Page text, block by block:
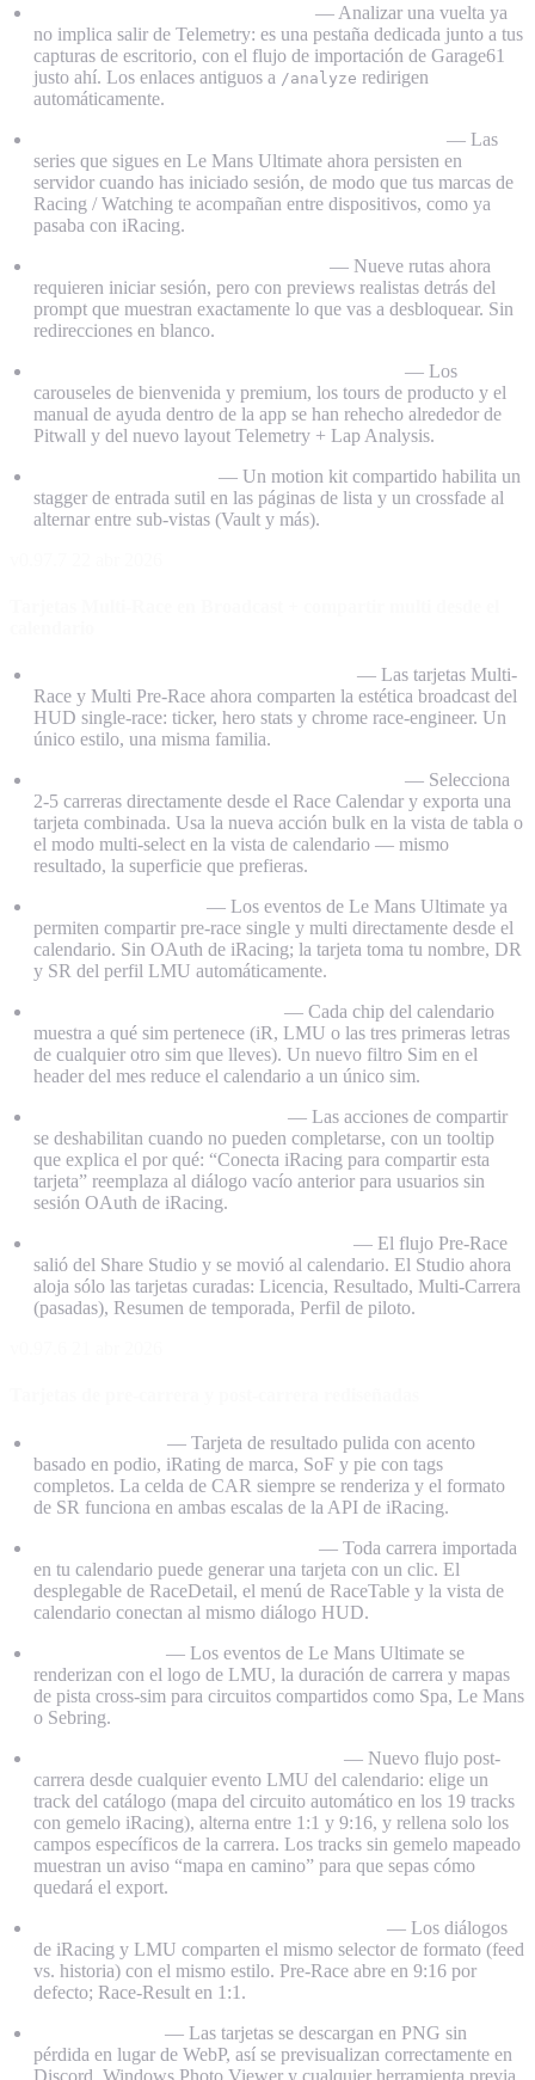
— Analizar una vuelta ya
no implica salir de Telemetry: es una pestaña dedicada junto a tus
capturas de escritorio, con el flujo de importación de Garage61
justo ahí. Los enlaces antiguos a /analyze redirigen
automáticamente.
— Las
series que sigues en Le Mans Ultimate ahora persisten en
servidor cuando has iniciado sesión, de modo que tus marcas de
Racing / Watching te acompañan entre dispositivos, como ya
pasaba con iRacing.
— Nueve rutas ahora
requieren iniciar sesión, pero con previews realistas detrás del
prompt que muestran exactamente lo que vas a desbloquear. Sin
redirecciones en blanco.
— Los
carouseles de bienvenida y premium, los tours de producto y el
manual de ayuda dentro de la app se han rehecho alrededor de
Pitwall y del nuevo layout Telemetry + Lap Analysis.
— Un motion kit compartido habilita un
stagger de entrada sutil en las páginas de lista y un crossfade al
alternar entre sub-vistas (Vault y más).
— Las tarjetas Multi-
Race y Multi Pre-Race ahora comparten la estética broadcast del
HUD single-race: ticker, hero stats y chrome race-engineer. Un
único estilo, una misma familia.
— Selecciona
2-5 carreras directamente desde el Race Calendar y exporta una
tarjeta combinada. Usa la nueva acción bulk en la vista de tabla o
el modo multi-select en la vista de calendario — mismo
resultado, la superficie que prefieras.
— Los eventos de Le Mans Ultimate ya
permiten compartir pre-race single y multi directamente desde el
calendario. Sin OAuth de iRacing; la tarjeta toma tu nombre, DR
y SR del perfil LMU automáticamente.
— Cada chip del calendario
muestra a qué sim pertenece (iR, LMU o las tres primeras letras
de cualquier otro sim que lleves). Un nuevo filtro Sim en el
header del mes reduce el calendario a un único sim.
— Las acciones de compartir
se deshabilitan cuando no pueden completarse, con un tooltip
que explica el por qué: “Conecta iRacing para compartir esta
tarjeta” reemplaza al diálogo vacío anterior para usuarios sin
sesión OAuth de iRacing.
— El flujo Pre-Race
salió del Share Studio y se movió al calendario. El Studio ahora
aloja sólo las tarjetas curadas: Licencia, Resultado, Multi-Carrera
(pasadas), Resumen de temporada, Perfil de piloto.
— Tarjeta de resultado pulida con acento
basado en podio, iRating de marca, SoF y pie con tags
completos. La celda de CAR siempre se renderiza y el formato
de SR funciona en ambas escalas de la API de iRacing.
— Toda carrera importada
en tu calendario puede generar una tarjeta con un clic. El
desplegable de RaceDetail, el menú de RaceTable y la vista de
calendario conectan al mismo diálogo HUD.
— Los eventos de Le Mans Ultimate se
renderizan con el logo de LMU, la duración de carrera y mapas
de pista cross-sim para circuitos compartidos como Spa, Le Mans
o Sebring.
— Nuevo flujo post-
carrera desde cualquier evento LMU del calendario: elige un
track del catálogo (mapa del circuito automático en los 19 tracks
con gemelo iRacing), alterna entre 1:1 y 9:16, y rellena solo los
campos específicos de la carrera. Los tracks sin gemelo mapeado
muestran un aviso “mapa en camino” para que sepas cómo
quedará el export.
— Los diálogos
de iRacing y LMU comparten el mismo selector de formato (feed
vs. historia) con el mismo estilo. Pre-Race abre en 9:16 por
defecto; Race-Result en 1:1.
— Las tarjetas se descargan en PNG sin
pérdida en lugar de WebP, así se previsualizan correctamente en
Discord, Windows Photo Viewer y cualquier herramienta previa